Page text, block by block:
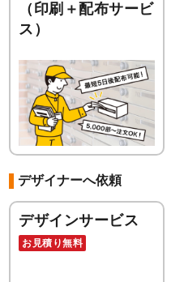
（印刷＋配布サービ
ス）
デザイナーへ依頼
デザインサービス
お見積り無料